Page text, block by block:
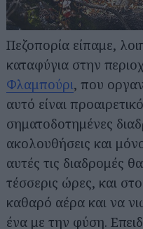
Πεζοπορία είπαμε,
καταφύγια στην
Φλαμπούρι, που
αυτό είναι
σηματοδοτημένες
ακολουθήσεις και
αυτές τις διαδρομές
τέσσερις ώρες, και
καθαρό αέρα και να
ένα με την φύση.